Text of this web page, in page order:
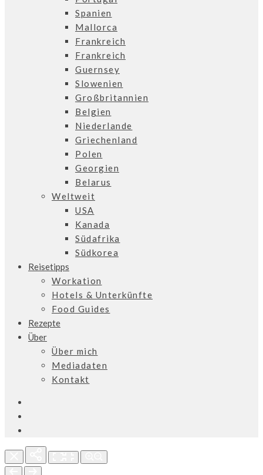
Spanien
Mallorca
Frankreich
Frankreich
Guernsey
Slowenien
Großbritannien
Belgien
Niederlande
Griechenland
Polen
Georgien
Belarus
Weltweit
USA
Kanada
Südafrika
Südkorea
Reisetipps
Workation
Hotels & Unterkünfte
Food Guides
Rezepte
Über
Über mich
Mediadaten
Kontakt